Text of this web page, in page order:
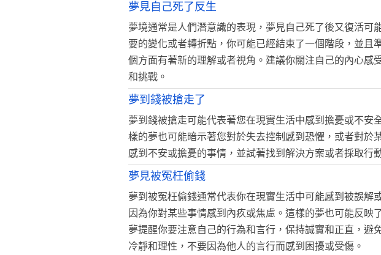
夢見自己死了反生
夢境通常是人們潛意識的表現，夢見自己死了後又復活
要的變化或者轉折點，你可能已經結束了一個階段，並且
個方面有著新的理解或者視角。建議你關注自己的內心感
和挑戰。
夢到錢被搶走了
夢到錢被搶走可能代表著您在現實生活中感到擔憂或不
樣的夢也可能暗示著您對於失去控制感到恐懼，或者對於
感到不安或擔憂的事情，並試著找到解決方案或者採取行
夢見被冤枉偷錢
夢到被冤枉偷錢通常代表你在現實生活中可能感到被誤
因為你對某些事情感到內疚或焦慮。這樣的夢也可能反
夢提醒你要注意自己的行為和言行，保持誠實和正直，
冷靜和理性，不要因為他人的言行而感到困擾或受傷。